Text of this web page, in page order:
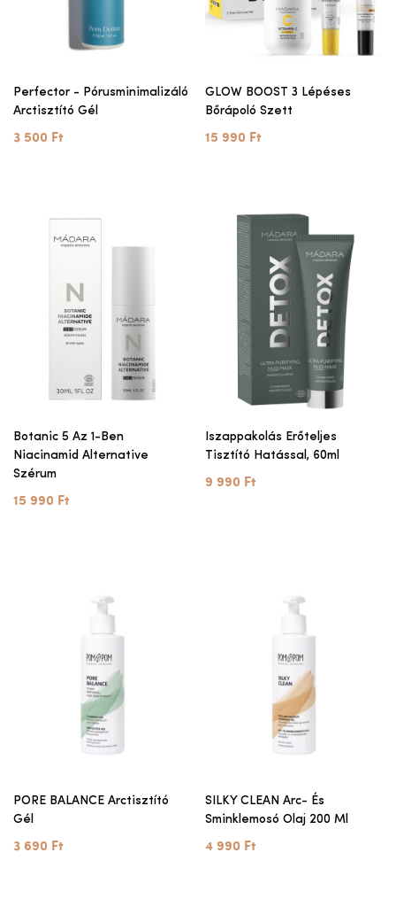
Perfector - Pórusminimalizáló
Arctisztító Gél
3 500 Ft
GLOW BOOST 3 Lépéses
Bőrápoló Szett
15 990 Ft
Botanic 5 Az 1-Ben
Niacinamid Alternative
Szérum
15 990 Ft
Iszappakolás Erőteljes
Tisztító Hatással, 60ml
9 990 Ft
PORE BALANCE Arctisztító
Gél
3 690 Ft
SILKY CLEAN Arc- És
Sminklemosó Olaj 200 Ml
4 990 Ft